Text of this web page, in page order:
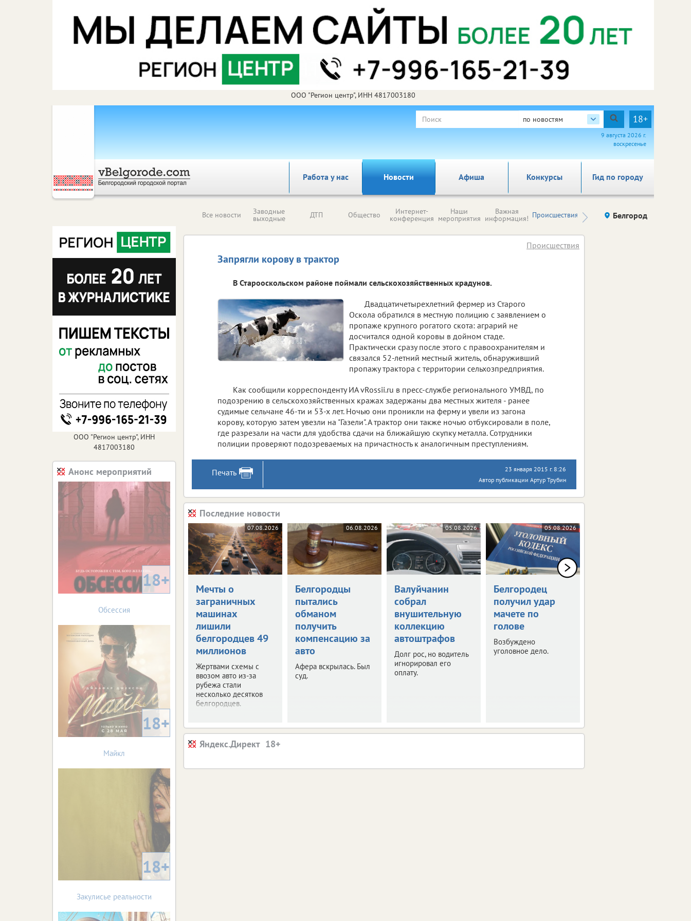
ООО "Регион центр", ИНН 4817003180
по новостям 18+
9 августа 2026 г.
воскресенье
Работа у нас Новости Афиша Гид по городу
Конкурсы
Все новости Заводные
выходные ДТП Общество Интернет-
конференция
Наши
мероприятия
Важная
информация! Происшествия Здоровье компаний (на
правах
Белгород
Запрягли корову в трактор
Происшествия
В Старооскольском районе поймали сельскохозяйственных крадунов.
Двадцатичетырехлетний фермер из Старого
Оскола обратился в местную полицию с заявлением о
пропаже крупного рогатого скота: аграрий не
досчитался одной коровы в дойном стаде.
Практически сразу после этого с правоохранителям и
связался 52-летний местный житель, обнаруживший
пропажу трактора с территории сельхозпредприятия.
Как сообщили корреспонденту ИА vRossii.ru в пресс-службе регионального УМВД, по
подозрению в сельскохозяйственных кражах задержаны два местных жителя - ранее
судимые сельчане 46-ти и 53-х лет. Ночью они проникли на ферму и увели из загона
корову, которую затем увезли на "Газели". А трактор они также ночью отбуксировали в поле,
где разрезали на части для удобства сдачи на ближайшую скупку металла. Сотрудники
полиции проверяют подозреваемых на причастность к аналогичным преступлениям.
Печать
23 января 2015 г. 8:26
Автор публикации Артур Трубин
Последние новости
07.08.2026
Мечты о
заграничных
машинах
лишили
белгородцев 49
миллионов
Жертвами схемы с
ввозом авто из-за
рубежа стали
несколько десятков
белгородцев.
06.08.2026
Белгородцы
пытались
обманом
получить
компенсацию за
авто
Афера вскрылась. Был
суд.
05.08.2026
Валуйчанин
собрал
внушительную
коллекцию
автоштрафов
Долг рос, но водитель
игнорировал его
оплату.
05.08.2026
Белгородец
получил удар
мачете по
голове
Возбуждено
уголовное дело.
Яндекс.Директ
ООО "Регион центр", ИНН
4817003180
Анонс мероприятий
18+
Обсессия
18+
Майкл
18+
Закулисье реальности